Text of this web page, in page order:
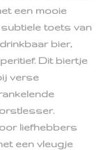
een mooie
toets van
bier,
Dit biertje
verse
liefhebbers
een vleugje